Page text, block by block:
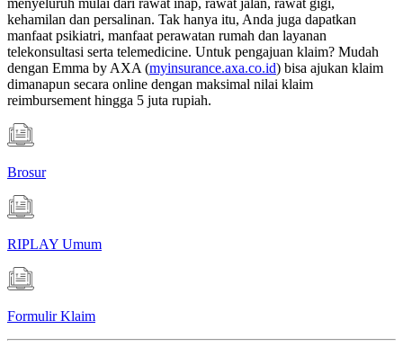
menyeluruh mulai dari rawat inap, rawat jalan, rawat gigi,
kehamilan dan persalinan. Tak hanya itu, Anda juga dapatkan
manfaat psikiatri, manfaat perawatan rumah dan layanan
telekonsultasi serta telemedicine. Untuk pengajuan klaim? Mudah
dengan Emma by AXA (myinsurance.axa.co.id) bisa ajukan klaim
dimanapun secara online dengan maksimal nilai klaim
reimbursement hingga 5 juta rupiah.
Brosur
RIPLAY Umum
Formulir Klaim